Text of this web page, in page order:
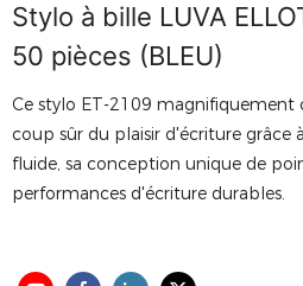
Stylo à bille LUVA
50 pièces (BLEU)
Ce stylo ET-2109 magnifiquement
coup sûr du plaisir d'écriture grâce
fluide, sa conception unique de
performances d'écriture durables.